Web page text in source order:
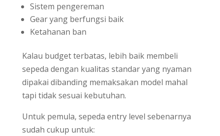
Sistem pengereman
Gear yang berfungsi baik
Ketahanan ban
Kalau budget terbatas, lebih baik membeli
sepeda dengan kualitas standar yang nyaman
dipakai dibanding memaksakan model mahal
tapi tidak sesuai kebutuhan.
Untuk pemula, sepeda entry level sebenarnya
sudah cukup untuk: